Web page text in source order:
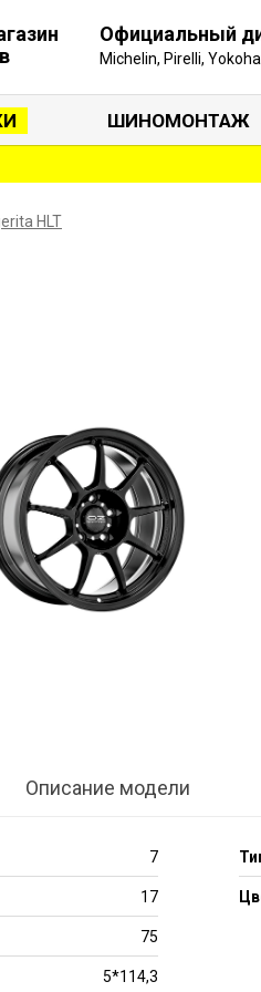
Официальный
Michelin, Pirelli,
ШИНОМОНТАЖ
HLT
Описание модели
7
17
75
5*114,3